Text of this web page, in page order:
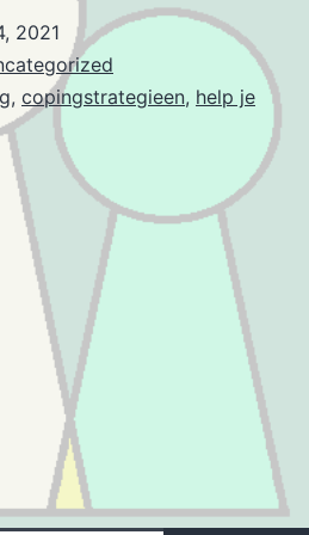
2021
, copingstrategieen, help je